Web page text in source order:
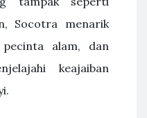
Socotra menarik
alam, dan
keajaiban